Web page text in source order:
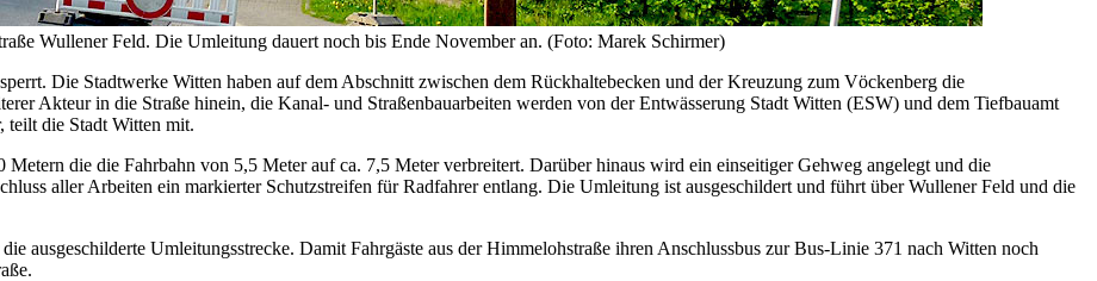
Wullener Feld. Die Umleitung dauert noch bis Ende November an. (Foto: Marek Schirmer)
Die Stadtwerke Witten haben auf dem Abschnitt zwischen dem Rückhaltebecken und der Kreuzung zum Vöckenberg die
Akteur in die Straße hinein, die Kanal- und Straßenbauarbeiten werden von der Entwässerung Stadt Witten (ESW) und dem Tiefbauamt
teilt die Stadt Witten mit.
die die Fahrbahn von 5,5 Meter auf ca. 7,5 Meter verbreitert. Darüber hinaus wird ein einseitiger Gehweg angelegt und die
aller Arbeiten ein markierter Schutzstreifen für Radfahrer entlang. Die Umleitung ist ausgeschildert und führt über Wullener Feld und die
ausgeschilderte Umleitungsstrecke. Damit Fahrgäste aus der Himmelohstraße ihren Anschlussbus zur Bus-Linie 371 nach Witten noch